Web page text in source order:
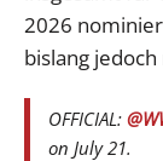
2026
bislang
OFFICIAL:
on July 21.